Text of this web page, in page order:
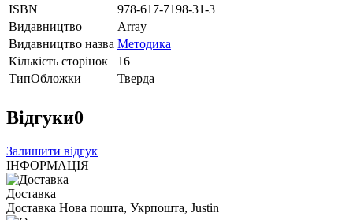
ISBN
978-617-7198-31-3
Видавництво
Array
Видавництво назва Методика
Кількість сторінок
16
ТипОбложки
Тверда
Відгуки0
Залишити відгук
ІНФОРМАЦІЯ
Доставка
Доставка Нова пошта, Укрпошта, Justin